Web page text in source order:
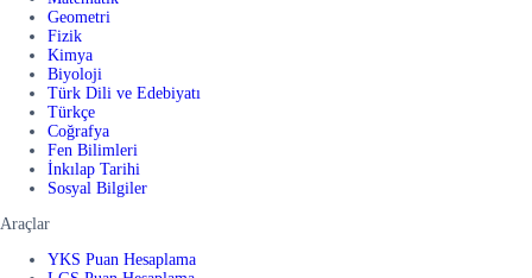
Geometri
Fizik
Kimya
Biyoloji
Türk Dili ve Edebiyatı
Türkçe
Coğrafya
Fen Bilimleri
İnkılap Tarihi
Sosyal Bilgiler
Araçlar
YKS Puan Hesaplama